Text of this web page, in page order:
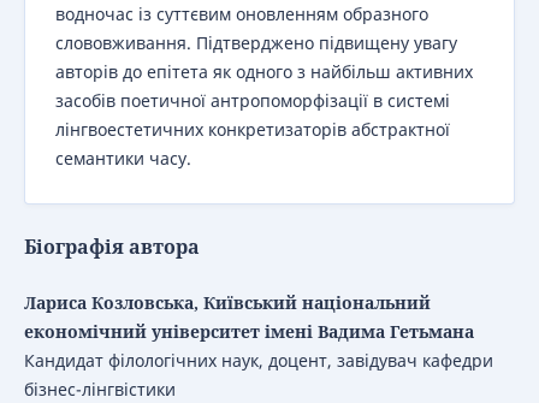
водночас із суттєвим оновленням образного
слововживання. Підтверджено підвищену увагу
авторів до епітета як одного з найбільш активних
засобів поетичної антропоморфізації в системі
лінгвоестетичних конкретизаторів абстрактної
семантики часу.
Біографія автора
Лариса Козловська, Київський національний
економічний університет імені Вадима Гетьмана
Кандидат філологічних наук, доцент, завідувач кафедри
бізнес-лінгвістики